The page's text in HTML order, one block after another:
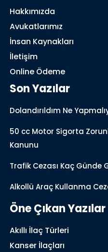
Hakkımızda
Avukatlarımız
İnsan Kaynakları
İletişim
Online Ödeme
Son Yazılar
Dolandırıldım Ne
50 cc Motor Sigorta
Kanunu
Trafik Cezası Kaç Günde
Alkollü Araç Kullanma
Öne Çıkan Yazılar
Akıllı İlaç Türleri
Kanser İlaçları